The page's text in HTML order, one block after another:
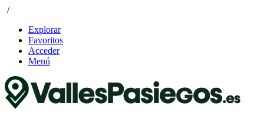
/
Explorar
Favoritos
Acceder
Menú